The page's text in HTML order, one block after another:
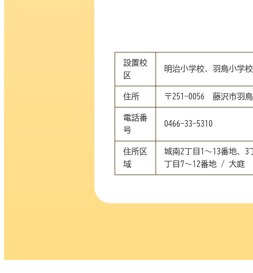
設置校
区
明治小学校、羽鳥小学校
住所 〒251-0056 藤沢市羽
電話番
号
0466-33-5310
住所区
域
城南2丁目1～13番地、
丁目7～12番地 / 大庭